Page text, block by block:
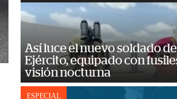
Así luce el nuevo soldado
Ejército, equipado con
visión nocturna
ESPECIAL